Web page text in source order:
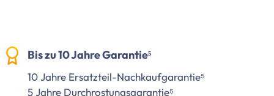
Bis zu 10 Jahre Garantie⁵
10 Jahre Ersatzteil-Nachkaufgarantie⁵
5 Jahre Durchrostungsgarantie⁵